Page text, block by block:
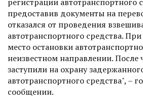
предоставив документы на
отказался от проведения
автотранспортного средства.
место остановки
неизвестном направлении. После
заступили на охрану
автотранспортного средства", –
сообщении.